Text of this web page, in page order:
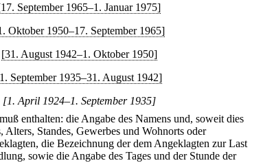
September 1965–1. Januar 1975]
Oktober 1950–17. September 1965]
[31. August 1942–1. Oktober 1950]
September 1935–31. August 1942]
[1. April 1924–1. September 1935]
enthalten: die Angabe des Namens und, soweit dies
Alters, Standes, Gewerbes und Wohnorts oder
die Bezeichnung der dem Angeklagten zur Last
sowie die Angabe des Tages und der Stunde der